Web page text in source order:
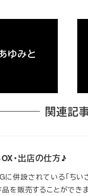
ゆみと
関連記
・出店の仕方♪
併設されている「ちい
品を販売することがで